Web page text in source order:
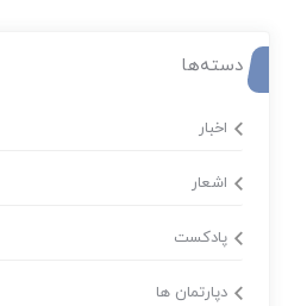
دسته‌ها
اخبار
اشعار
پادکست
دپارتمان ها